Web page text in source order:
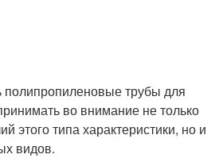
полипропиленовые трубы для
во внимание не только
этого типа характеристики, но и
видов.